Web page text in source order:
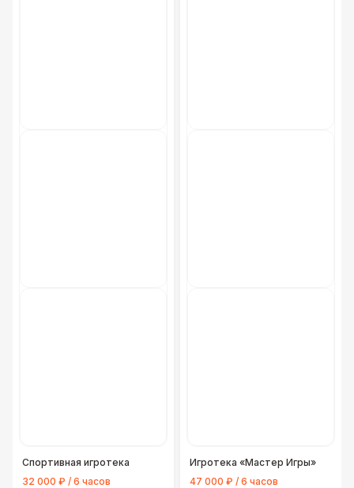
Спортивная игротека
32 000 ₽ / 6 часов
Игротека «Мастер Игры»
47 000 ₽ / 6 часов